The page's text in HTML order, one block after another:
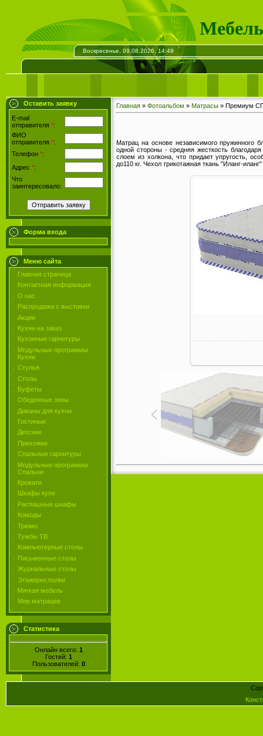
Воскресенье, 09.08.2026, 14:49
Оставить заявку
E-mail
отправителя *:
ФИО
отправителя *:
Телефон *:
Адрес *:
Что
заинтересовало:
Форма входа
Меню сайта
Главная страница
Контактная информация
О нас
Распродажа с выстовки
Акции
Кухни на заказ
Кухонные гарнитуры
Модульные программы
Кухни
Стулья
Столы
Буфеты
Обеденные зоны
Диваны для кухни
Гостиные
Детские
Прихожие
Спальные гарнитуры
Модульные программы
Спальни
Кровати
Шкафы купе
Распашные шкафы
Комоды
Трюмо
Тумбы ТВ
Компьютерные столы
Письменные столы
Журнальные столы
Этажерки,полки
Мягкая мебель
Мир матрацев
Статистика
Онлайн всего: 1
Гостей: 1
Пользователей: 0
Главная » Фотоальбом » Матрасы » Премиум
Матрац на основе независимого пружинного
одной стороны - средняя жесткость
слоем из холкона, что придает упругость,
до110 кг. Чехол трикотажная ткань "Иланг-